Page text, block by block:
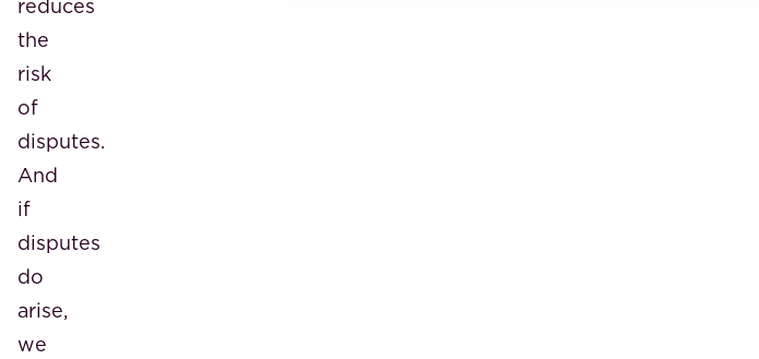
reduces
the
risk
of
disputes.
And
if
disputes
do
arise,
we